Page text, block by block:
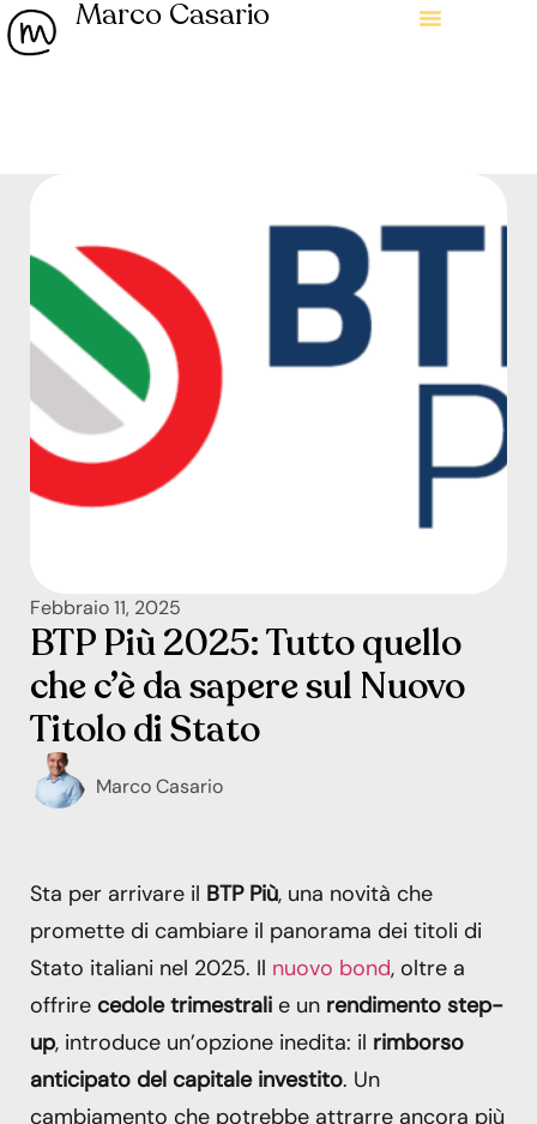
Marco Casario
Febbraio 11, 2025
BTP Più 2025: Tutto quello
che c’è da sapere sul Nuovo
Titolo di Stato
Marco Casario
Sta per arrivare il BTP Più, una novità che
promette di cambiare il panorama dei titoli di
Stato italiani nel 2025. Il nuovo bond, oltre a
offrire cedole trimestrali e un rendimento step-
up, introduce un’opzione inedita: il rimborso
anticipato del capitale investito. Un
cambiamento che potrebbe attrarre ancora più